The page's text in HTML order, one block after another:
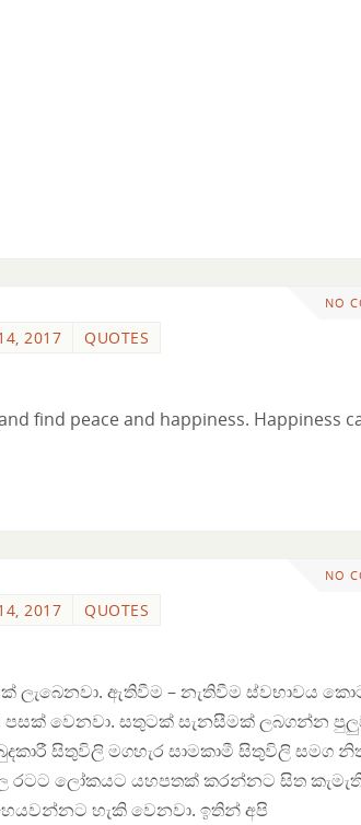
NO
2017 QUOTES
find peace and happiness. Happiness
NO
2017 QUOTES
ඇතිවීම – නැතිවීම ස්වභාවය
වෙනවා. සතුටක් සැනසීමක් ලබගන්න
සිතුවිලි මගහැර සාමකාමී සිතුවිලි සමග
රටට ලෝකයට යහපතක් කරන්නට සිත
හැකි වෙනවා. ඉතින් අපි